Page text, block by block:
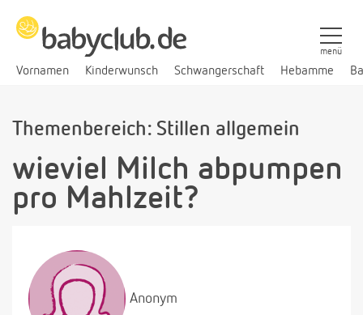
Vornamen Kinderwunsch Schwangerschaft Hebamme
menü
Themenbereich: Stillen allgemein
wieviel Milch abpumpen
pro Mahlzeit?
Anonym